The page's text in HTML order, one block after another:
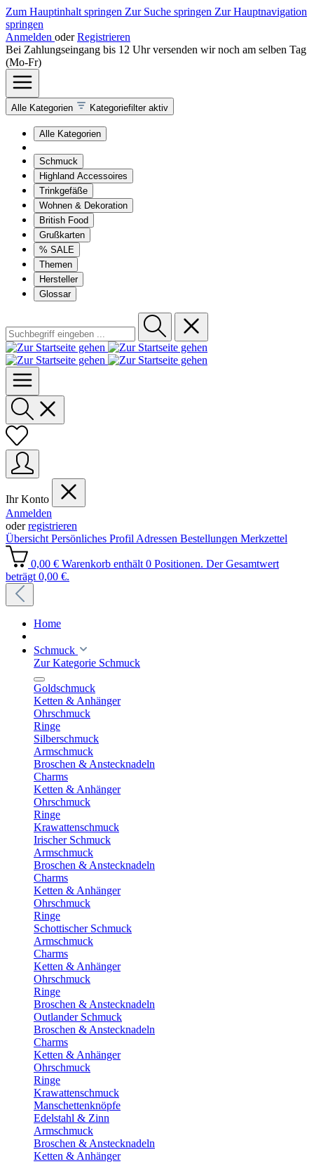
Zum Hauptinhalt springen Zur Suche springen Zur Hauptnavigation
springen
Anmelden oder Registrieren
Bei Zahlungseingang bis 12 Uhr versenden wir noch am selben Tag
(Mo-Fr)
Alle Kategorien Kategoriefilter aktiv
Alle Kategorien
Schmuck
Highland Accessoires
Trinkgefäße
Wohnen & Dekoration
British Food
Grußkarten
% SALE
Themen
Hersteller
Glossar
Ihr Konto
Anmelden
oderregistrieren
Übersicht Persönliches Profil Adressen Bestellungen Merkzettel
0,00 € Warenkorb enthält 0 Positionen. Der Gesamtwert
beträgt 0,00 €.
Home
Schmuck
Zur Kategorie Schmuck
Goldschmuck
Ketten & Anhänger
Ohrschmuck
Ringe
Silberschmuck
Armschmuck
Broschen & Anstecknadeln
Charms
Ketten & Anhänger
Ohrschmuck
Ringe
Krawattenschmuck
Irischer Schmuck
Armschmuck
Broschen & Anstecknadeln
Charms
Ketten & Anhänger
Ohrschmuck
Ringe
Schottischer Schmuck
Armschmuck
Charms
Ketten & Anhänger
Ohrschmuck
Ringe
Broschen & Anstecknadeln
Outlander Schmuck
Broschen & Anstecknadeln
Charms
Ketten & Anhänger
Ohrschmuck
Ringe
Krawattenschmuck
Manschettenknöpfe
Edelstahl & Zinn
Armschmuck
Broschen & Anstecknadeln
Ketten & Anhänger